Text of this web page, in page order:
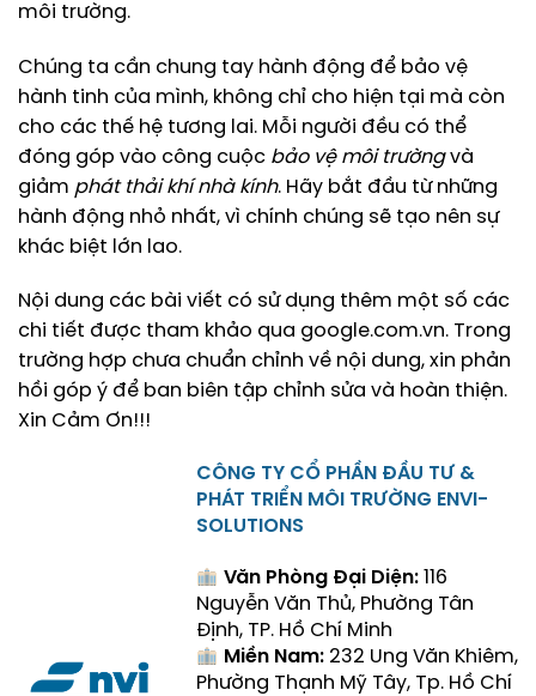
môi trường.
Chúng ta cần chung tay hành động để bảo vệ
hành tinh của mình, không chỉ cho hiện tại mà còn
cho các thế hệ tương lai. Mỗi người đều có thể
đóng góp vào công cuộc bảo vệ môi trườngvà
giảm phát thải khí nhà kính. Hãy bắt đầu từ những
hành động nhỏ nhất, vì chính chúng sẽ tạo nên sự
khác biệt lớn lao.
Nội dung các bài viết có sử dụng thêm một số các
chi tiết được tham khảo qua google.com.vn. Trong
trường hợp chưa chuẩn chỉnh về nội dung, xin phản
hồi góp ý để ban biên tập chỉnh sửa và hoàn thiện.
Xin Cảm Ơn!!!
CÔNG TY CỔ PHẦN ĐẦU TƯ &
PHÁT TRIỂN MÔI TRƯỜNG ENVI-
SOLUTIONS
Văn Phòng Đại Diện:116
Nguyễn Văn Thủ, Phường Tân
Định, TP. Hồ Chí Minh
Miền Nam:232 Ung Văn Khiêm,
Phường Thạnh Mỹ Tây, Tp. Hồ Chí